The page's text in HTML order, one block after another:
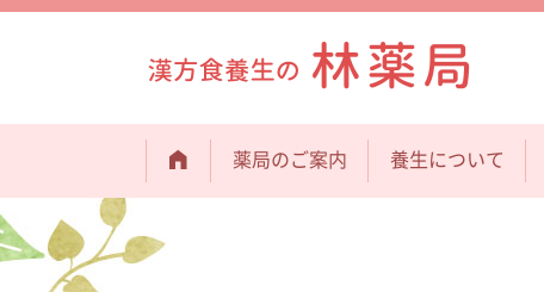
薬局のご案内 養生について